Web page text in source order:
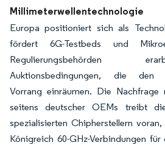
Millimeterwellentechnologie
Europa positioniert sich als
fördert 6G-Testbeds und
Regulierungsbehörden
Auktionsbedingungen, die den
Vorrang einräumen. Die Nachfrage
seitens deutscher OEMs treibt
spezialisierten Chipherstellern
Königreich 60-GHz-Verbindungen